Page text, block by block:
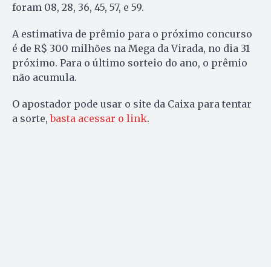
foram 08, 28, 36, 45, 57, e 59.
A estimativa de prêmio para o próximo concurso
é de R$ 300 milhões na Mega da Virada, no dia 31
próximo. Para o último sorteio do ano, o prêmio
não acumula.
O apostador pode usar o site da Caixa para tentar
a sorte,basta acessar o link.